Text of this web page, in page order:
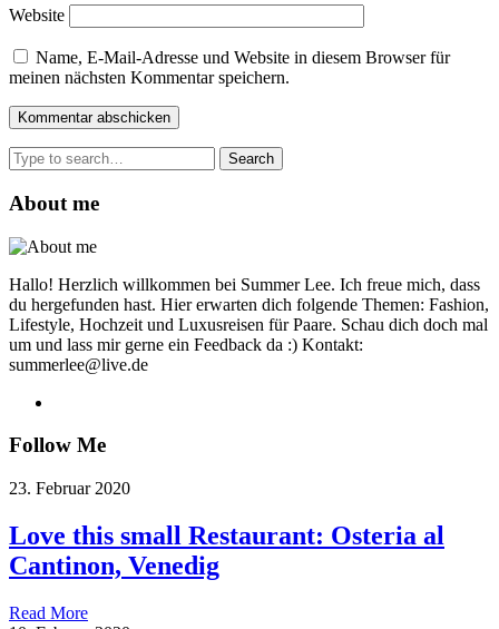
Website
Name, E-Mail-Adresse und Website in diesem Browser für
meinen nächsten Kommentar speichern.
Search
for:
About me
Hallo! Herzlich willkommen bei Summer Lee. Ich freue mich, dass
du hergefunden hast. Hier erwarten dich folgende Themen: Fashion,
Lifestyle, Hochzeit und Luxusreisen für Paare. Schau dich doch mal
um und lass mir gerne ein Feedback da :) Kontakt:
summerlee@live.de
Follow Me
23. Februar 2020
Love this small Restaurant: Osteria al
Cantinon, Venedig
Read More